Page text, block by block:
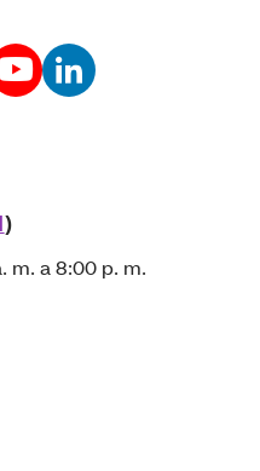
)
m. a 8:00 p. m.